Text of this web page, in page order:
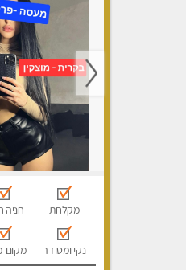
מקלחת חניה
נקי ומסודר מקום